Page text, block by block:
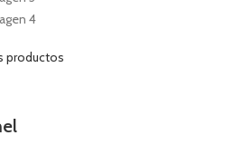
productos